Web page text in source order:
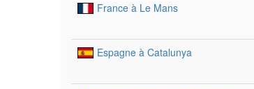
France à Le Mans
Espagne à Catalunya